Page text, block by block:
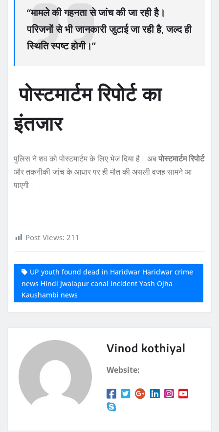
“मामले की गहनता से जांच की जा रही है।
परिजनों से भी जानकारी जुटाई जा रही है, जल्द ही
स्थिति स्पष्ट होगी।”
पोस्टमार्टम रिपोर्ट का
इंतजार
पुलिस ने शव को पोस्टमार्टम के लिए भेज दिया है। अबपोस्टमार्टम रिपोर्ट
और तकनीकी जांच के आधार पर ही मौत की असली वजह सामने आ
पाएगी।
Post Views: 211
UP youth found dead in Haridwar Haridwar crime
news Hindi Jwalapur canal incident Yash Ojha
Kaushambi news
Vinod kothiyal
Website: